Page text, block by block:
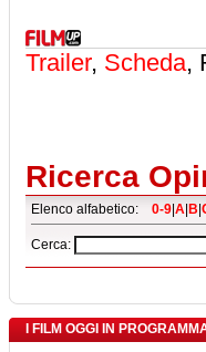
Trailer, Scheda,
Ricerca
Elenco alfabetico: 0-9 A B
Cerca:
I FILM OGGI IN